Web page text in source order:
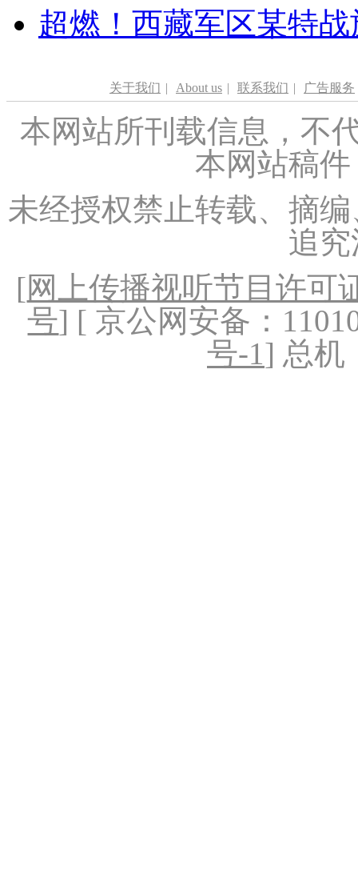
超燃！西藏军区某特
关于我们 | About us | 联系我们 | 广告服务
本网站所刊载信息，不
本网站稿
未经授权禁止转载、摘
追
[网上传播视听节目许可
号] [ 京公网安备：
号-1] 总机